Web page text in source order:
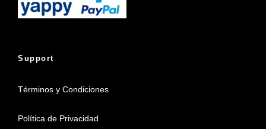
Support
Términos y Condiciones
Política de Privacidad